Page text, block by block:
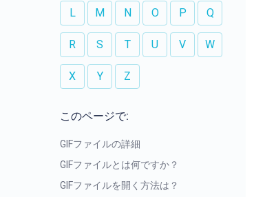
L M N O P Q
R S T U V W
X Y Z
このページで:
GIFファイルの詳細
GIFファイルとは何ですか？
GIFファイルを開く方法は？